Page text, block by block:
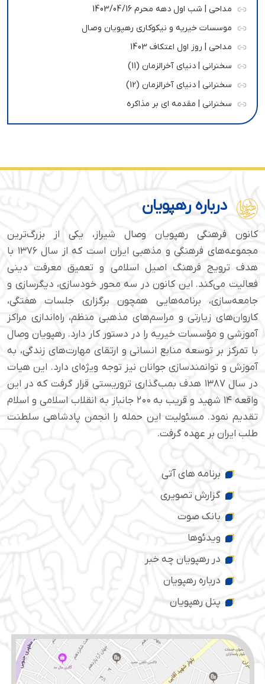
مداحی | شب اول دهه محرم 1403/04/16
موسسات خیریه و نیکوکاری رهپویان وصال
مداحی | روز اول اعتکاف 1403
سخنرانی | دنیای آخرالزمان (11)
سخنرانی | دنیای آخرالزمان (12)
سخنرانی | مقدمه ای بر مذاکره
درباره رهپویان
کانون فرهنگی رهپویان وصال شیراز، یکی از بزرگ‌ترین
مجموعه‌های فرهنگی و مذهبی ایران است که از سال ۱۳۷۶ با
هدف ترویج فرهنگ اصیل اسلامی و تعمیق معرفت دینی
فعالیت می‌کند. این کانون در سه محور خودسازی، دیگرسازی و
جامعه‌سازی، برنامه‌هایی همچون برگزاری جلسات هفتگی،
کاروان‌های زیارتی و مراسم‌های مذهبی منظم، راه‌اندازی مراکز
آموزشی و مؤسسات خیریه را در دستور کار دارد. رهپویان وصال
با تمرکز بر توسعه منابع انسانی و ارتقای مهارت‌های زندگی، به
آموزش و توانمندسازی جوانان نیز توجه ویژه‌ای دارد. این هیات
در سال ۱۳۸۷ هدف بمب‌گذاری تروریستی قرار گرفت که در این
واقعه ۱۴ شهید و قریب به ۲۰۰ جانباز به انقلاب اسلامی و اسلام
تقدیم نمود. مسئولیت این حمله را انجمن پادشاهی سلطنت
طلب ایران بر عهده گرفت.
برنامه های آتی
گزارش تصویری
بانک صوت
ویدئوها
در رهپویان چه خبر
درباره رهپویان
پنل رهپویان